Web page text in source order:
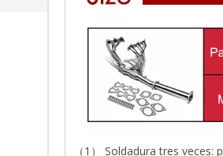
（1） Soldadura tres